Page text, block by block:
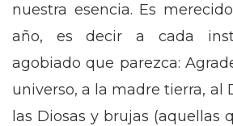
nuestra esencia. Es
año, es decir a cada
agobiado que parezca:
universo, a la madre tierra, al
las Diosas y brujas (aquellas